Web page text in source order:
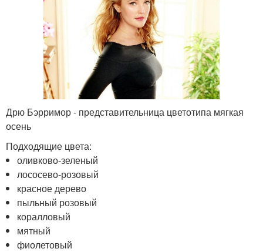
Дрю Бэрримор - представительница цветотипа мягкая
осень
Подходящие цвета:
оливково-зеленый
лососево-розовый
красное дерево
пыльный розовый
коралловый
мятный
фиолетовый